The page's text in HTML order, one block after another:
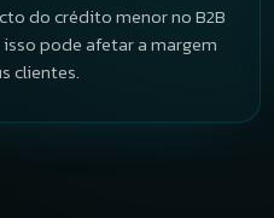
do crédito menor no B2B
pode afetar a margem
clientes.